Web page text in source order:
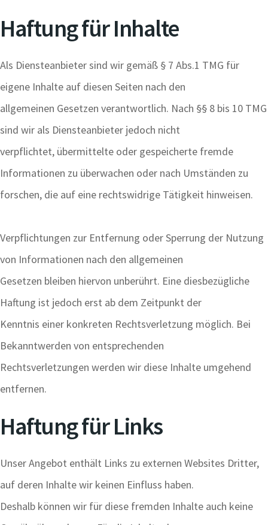
Haftung für Inhalte
Als Diensteanbieter sind wir gemäß § 7 Abs.1 TMG für
eigene Inhalte auf diesen Seiten nach den
allgemeinen Gesetzen verantwortlich. Nach §§ 8 bis 10 TMG
sind wir als Diensteanbieter jedoch nicht
verpflichtet, übermittelte oder gespeicherte fremde
Informationen zu überwachen oder nach Umständen zu
forschen, die auf eine rechtswidrige Tätigkeit hinweisen.
Verpflichtungen zur Entfernung oder Sperrung der Nutzung
von Informationen nach den allgemeinen
Gesetzen bleiben hiervon unberührt. Eine diesbezügliche
Haftung ist jedoch erst ab dem Zeitpunkt der
Kenntnis einer konkreten Rechtsverletzung möglich. Bei
Bekanntwerden von entsprechenden
Rechtsverletzungen werden wir diese Inhalte umgehend
entfernen.
Haftung für Links
Unser Angebot enthält Links zu externen Websites Dritter,
auf deren Inhalte wir keinen Einfluss haben.
Deshalb können wir für diese fremden Inhalte auch keine